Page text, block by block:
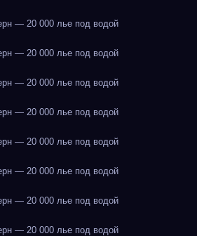
— 20 000 лье под водой
— 20 000 лье под водой
— 20 000 лье под водой
— 20 000 лье под водой
— 20 000 лье под водой
— 20 000 лье под водой
— 20 000 лье под водой
— 20 000 лье под водой